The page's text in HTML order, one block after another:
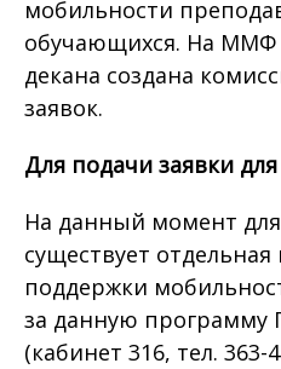
мобильности
обучающихся. На ММФ
декана создана
заявок.
Для подачи заявки
На данный момент
существует
поддержки
за данную программу
(кабинет 316, тел. 363-